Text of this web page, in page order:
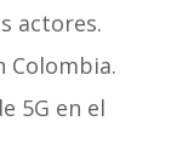
actores.
Colombia.
5G en el